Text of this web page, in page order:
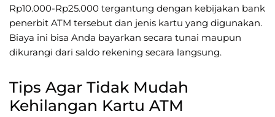
Rp10.000-Rp25.000 tergantung dengan kebijakan bank
penerbit ATM tersebut dan jenis kartu yang digunakan.
Biaya ini bisa Anda bayarkan secara tunai maupun
dikurangi dari saldo rekening secara langsung.
Tips Agar Tidak Mudah
Kehilangan Kartu ATM